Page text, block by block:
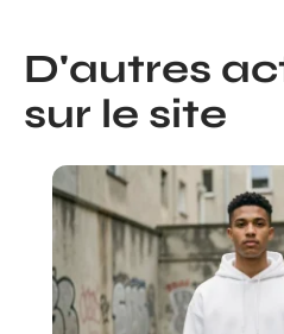
D'autres
sur le site